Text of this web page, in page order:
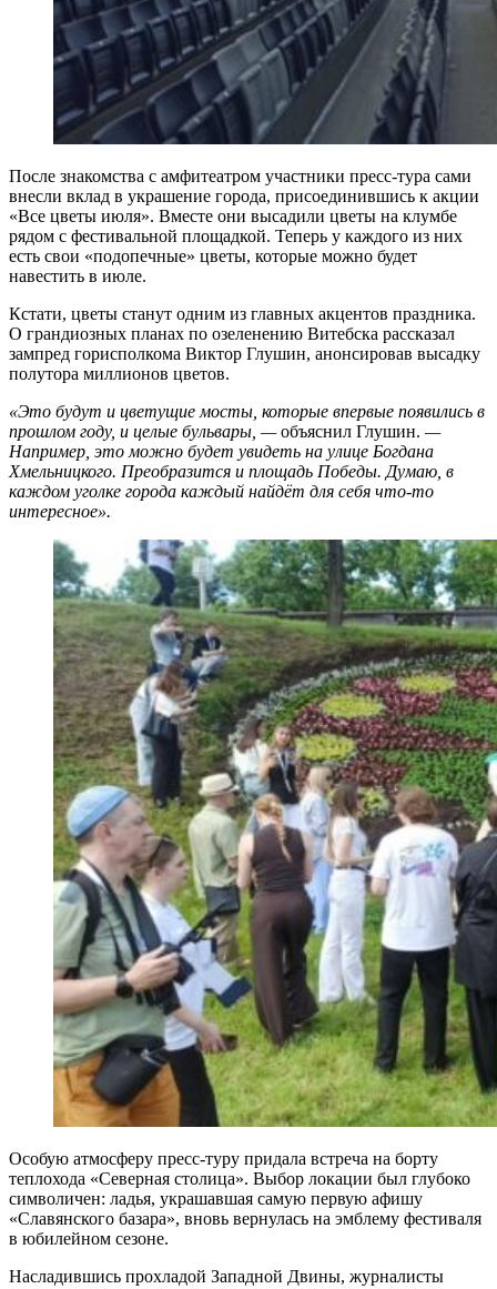
После знакомства с амфитеатром участники пресс-тура сами
внесли вклад в украшение города, присоединившись к акции
«Все цветы июля». Вместе они высадили цветы на клумбе
рядом с фестивальной площадкой. Теперь у каждого из них
есть свои «подопечные» цветы, которые можно будет
навестить в июле.
Кстати, цветы станут одним из главных акцентов праздника.
О грандиозных планах по озеленению Витебска рассказал
зампред горисполкома Виктор Глушин, анонсировав высадку
полутора миллионов цветов.
«Это будут и цветущие мосты, которые впервые появились в
прошлом году, и целые бульвары, —объяснил Глушин. —
Например, это можно будет увидеть на улице Богдана
Хмельницкого. Преобразится и площадь Победы. Думаю, в
каждом уголке города каждый найдёт для себя что-то
интересное».
Особую атмосферу пресс-туру придала встреча на борту
теплохода «Северная столица». Выбор локации был глубоко
символичен: ладья, украшавшая самую первую афишу
«Славянского базара», вновь вернулась на эмблему фестиваля
в юбилейном сезоне.
Насладившись прохладой Западной Двины, журналисты